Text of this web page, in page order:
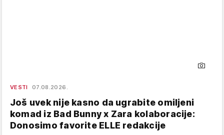
VESTI 07.08.2026.
Još uvek nije kasno da ugrabite omiljeni
komad iz Bad Bunny x Zara kolaboracije:
Donosimo favorite ELLE redakcije